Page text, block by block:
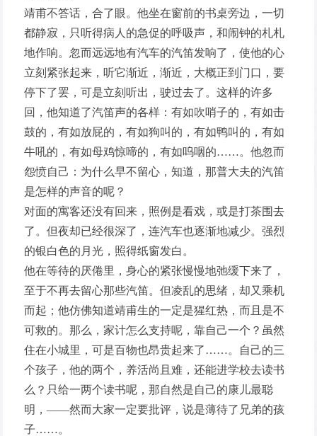
靖甫不答话，合了眼。他坐在窗前的书桌旁边，一切
都静寂，只听得病人的急促的呼吸声，和闹钟的札札
地作响。忽而远远地有汽车的汽笛发响了，使他的心
立刻紧张起来，听它渐近，渐近，大概正到门口，要
停下了罢，可是立刻听出，驶过去了。这样的许多
回，他知道了汽笛声的各样：有如吹哨子的，有如击
鼓的，有如放屁的，有如狗叫的，有如鸭叫的，有如
牛吼的，有如母鸡惊啼的，有如呜咽的……。他忽而
怨愤自己：为什么早不留心，知道，那普大夫的汽笛
是怎样的声音的呢？
对面的寓客还没有回来，照例是看戏，或是打茶围去
了。但夜却已经很深了，连汽车也逐渐地减少。强烈
的银白色的月光，照得纸窗发白。
他在等待的厌倦里，身心的紧张慢慢地弛缓下来了，
至于不再去留心那些汽笛。但凌乱的思绪，却又乘机
而起；他仿佛知道靖甫生的一定是猩红热，而且是不
可救的。那么，家计怎么支持呢，靠自己一个？虽然
住在小城里，可是百物也昂贵起来了……。自己的三
个孩子，他的两个，养活尚且难，还能进学校去读书
么？只给一两个读书呢，那自然是自己的康儿最聪
明，——然而大家一定要批评，说是薄待了兄弟的孩
子……。